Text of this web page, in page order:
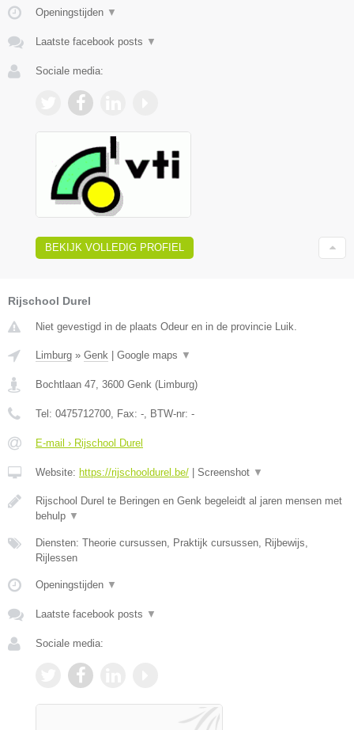
Openingstijden ▼
Laatste facebook posts ▼
Sociale media:
BEKIJK VOLLEDIG PROFIEL
Rijschool Durel
Niet gevestigd in de plaats Odeur en in de provincie Luik.
Limburg » Genk Google maps ▼
Bochtlaan 47, 3600 Genk (Limburg)
Tel: 0475712700, Fax: -, BTW-nr: -
E-mail › Rijschool Durel
Website: https://rijschooldurel.be/ Screenshot ▼
Rijschool Durel te Beringen en Genk begeleidt al jaren mensen met
behulp ▼
Diensten: Theorie cursussen, Praktijk cursussen, Rijbewijs,
Rijlessen
Openingstijden ▼
Laatste facebook posts ▼
Sociale media: